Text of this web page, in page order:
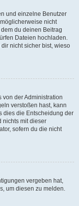
und einzelne Benutzer
nicht
du deinen Beitrag
Dateien hochladen.
nicht sicher bist, wieso
von der Administration
verstoßen hast, kann
dies die Entscheidung der
nichts mit dieser
sofern du die nicht
vergeben hat,
um diesen zu melden.